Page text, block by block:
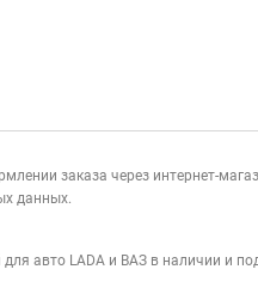
заказа через интернет-
данных.
авто LADA и ВАЗ в наличии и